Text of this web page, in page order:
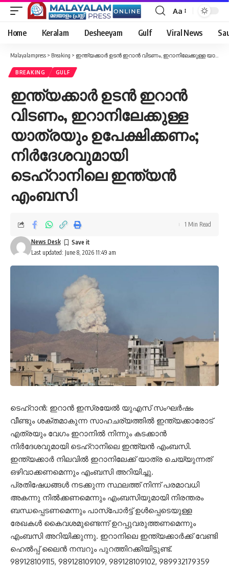
Font
Resizer
Aa
Home Keralam Desheeyam Gulf Viral News
Malayalampress > Breaking > ഇന്ത്യക്കാര്‍ ഉടന്‍ ഇറാന്‍ വിടണം, ഇറാനിലേക്കുള്ള യാത്രയും ഉപേക്ഷിക്കണം; നിര്‍ദേശവുമായി ടെഹ്‌റാനിലെ ഇന്ത്യന്‍ എംബസി
BREAKING GULF
ഇന്ത്യക്കാര്‍ ഉടന്‍ ഇറാന്‍
വിടണം, ഇറാനിലേക്കുള്ള
യാത്രയും ഉപേക്ഷിക്കണം;
നിര്‍ദേശവുമായി
ടെഹ്‌റാനിലെ ഇന്ത്യന്‍
എംബസി
Last updated: June 8, 2026 11:49 am
News Desk
1 Min Read
ടെഹ്‌റാന്‍: ഇറാന്‍ ഇസ്രയേല്‍ യുഎസ് സംഘര്‍ഷം
വീണ്ടും ശക്തമാകുന്ന സാഹചര്യത്തില്‍ ഇന്ത്യക്കാരോട്
എത്രയും വേഗം ഇറാനില്‍ നിന്നും കടക്കാന്‍
നിര്‍ദേശവുമായി ടെഹ്‌റാനിലെ ഇന്ത്യന്‍ എംബസി.
ഇന്ത്യക്കാര്‍ നിലവില്‍ ഇറാനിലേക്ക് യാത്ര ചെയ്യുന്നത്
ഒഴിവാക്കണമെന്നും എംബസി അറിയിച്ചു.
പ്രതിഷേധങ്ങള്‍ നടക്കുന്ന സ്ഥലത്ത് നിന്ന് പരമാവധി
അകന്നു നില്‍ക്കണമെന്നും എംബസിയുമായി നിരന്തരം
ബന്ധപ്പെടണമെന്നും പാസ്‌പോര്‍ട്ട് ഉള്‍പ്പെടെയുള്ള
രേഖകള്‍ കൈവശമുണ്ടെന്ന് ഉറപ്പുവരുത്തണമെന്നും
എംബസി അറിയിക്കുന്നു. ഇറാനിലെ ഇന്ത്യക്കാര്‍ക്ക് വേണ്ടി
ഹെല്‍പ്പ് ലൈന്‍ നമ്പറും പുറത്തിറക്കിയിട്ടുണ്ട്.
989128109115, 989128109109, 989128109102, 989932179359